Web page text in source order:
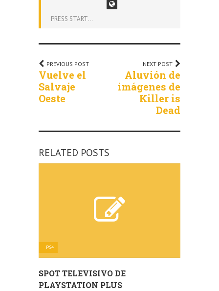
PRESS START...
PREVIOUS POST
Vuelve el
Salvaje
Oeste
NEXT POST
Aluvión de
imágenes de
Killer is
Dead
RELATED POSTS
PS4
SPOT TELEVISIVO DE
PLAYSTATION PLUS